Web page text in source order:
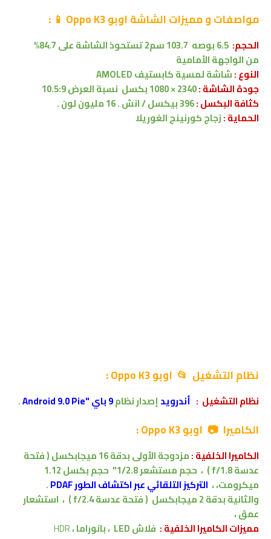
مواصفاتو مميزات الشاشةاوبو Oppo K3 📱
:
الحجم: 103.7 سم2
تستحوذ الشاشة على 84.7%
منالواجهة الأمامية
النوع :شاشة لمسيةكابستيفAMOLED
جودة الشاشة :2340 × 1080 بكسل
نسبة العرض 10.5:9
كثافة البكسل :396 بيكسل / انش . 16 مليون لون .
الحماية :زجاج كورنينج الغوريلا
نظام التشغيل 📂 اوبو Oppo K3 :
نظام التشغيل : أندرويدإصدارنظام9 باي "Android 9.0 Pie .
الكاميرا 📷 اوبو Oppo K3 :
الكاميرا الخلفية :مزدوجة الأولى بدقة16ميجابكسل( فتحة
عدسة f/1.8 )
،
حجم مستشعر 1/2.8" حجم بكسل 1.12
ميكرومت،، التركيز التلقائي عبر اكتشاف الطور PDAF
.
والثانية بدقة 2 ميجابكسل ( فتحة عدسة f/2.4 ) ، استشعار
عمق،
مميزاتالكاميرا الخلفية : فلاش LED ، بانوراما ،
HDR